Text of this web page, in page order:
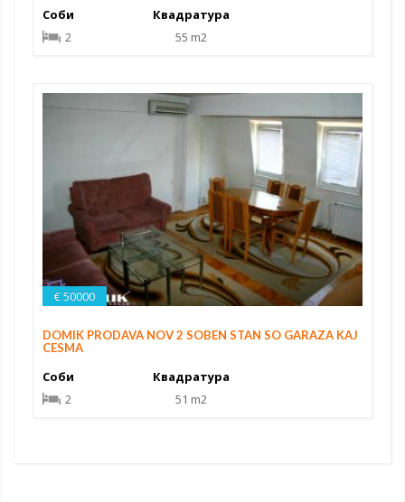
Соби
2
Квадратура
55 m2
€ 50000
DOMIK PRODAVA NOV 2 SOBEN STAN SO GARAZA KAJ
CESMA
Соби
2
Квадратура
51 m2